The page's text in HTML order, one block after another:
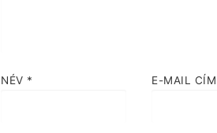
NÉV * E-MAIL CÍM